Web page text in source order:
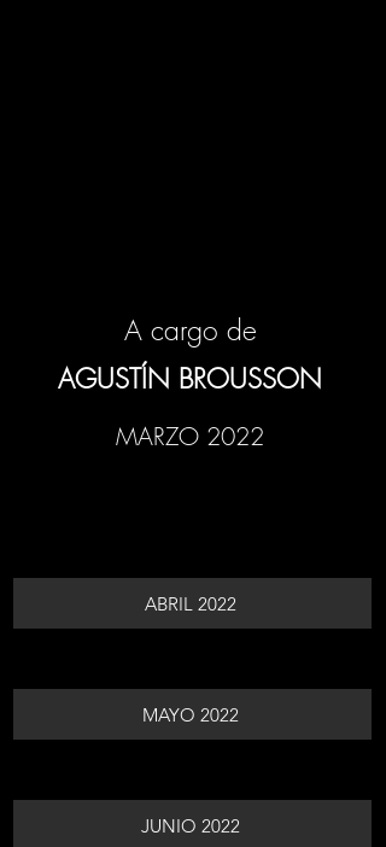
A cargo de
AGUSTÍN BROUSSON
MARZO 2022
ABRIL 2022
MAYO 2022
JUNIO 2022